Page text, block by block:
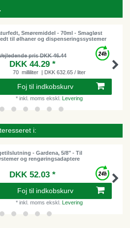
Smøremiddel - 70ml - Smagløst
til ølhaner og dispenseringssystemer
pris DKK 46.44
DKK 44.29 *
70 milliliter | DKK 632.65 / liter
Foj til indkobskurv
* inkl. moms ekskl. Levering
i:
- Gardena, 5/8" - Til
og rengøringsadaptere
DKK 52.03 *
Foj til indkobskurv
* inkl. moms ekskl. Levering